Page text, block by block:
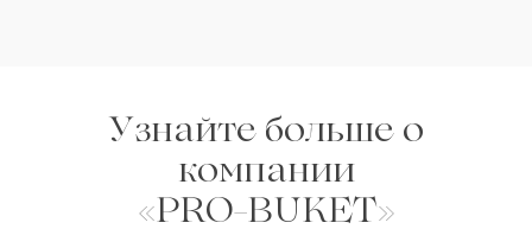
Узнайте больше о
компании
«PRO-BUKET»